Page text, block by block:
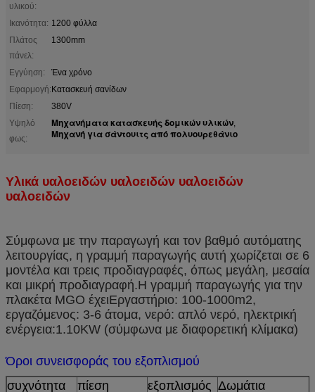
υλικού:
Ικανότητα: 1200 φύλλα
Πλάτος
πάνελ:
1300mm
Εγγύηση:
Ένα χρόνο
Εφαρμογή:Κατασκευή σανίδων
Πίεση:
380V
Υψηλό
φως:
Μηχανήματα κατασκευής δομικών υλικών,
Μηχανή για σάντουιτς από πολυουρεθάνιο
Υλικά υαλοειδών υαλοειδών υαλοειδών
υαλοειδών
Σύμφωνα με την παραγωγή και τον βαθμό αυτόματης
λειτουργίας, η γραμμή παραγωγής αυτή χωρίζεται σε 6
μοντέλα και τρεις προδιαγραφές, όπως μεγάλη, μεσαία
και μικρή προδιαγραφή.Η γραμμή παραγωγής για την
πλακέτα MGO έχειΕργαστήριο: 100-1000m2,
εργαζόμενος: 3-6 άτομα, νερό: απλό νερό, ηλεκτρική
ενέργεια:1.10KW (σύμφωνα με διαφορετική κλίμακα)
Όροι συνεισφοράς του εξοπλισμού
συχνότητα
πίεση εξοπλισμός Δωμάτια